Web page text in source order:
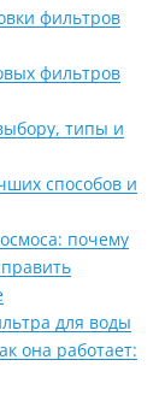
фильтров
фильтров
типы и
способов и
почему
для воды
она работает: